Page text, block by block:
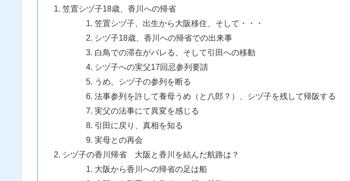
笠置シヅ子18歳、香川への帰省
笠置シヅ子、出生から大阪移住、そして・・・
シヅ子18歳、香川への帰省での出来事
白鳥での滞在がバレる、そして引田への移動
シヅ子への実父17回忌参列要請
うめ、シヅ子の参列を断る
法事参列を許して養母うめ（と八郎？）、シヅ子を残して帰阪する
実父の法事にて異変を感じる
引田に戻り、真相を知る
実母との再会
シヅ子の香川帰省 大阪と香川を結んだ航路は？
大阪から香川への帰省の足は船